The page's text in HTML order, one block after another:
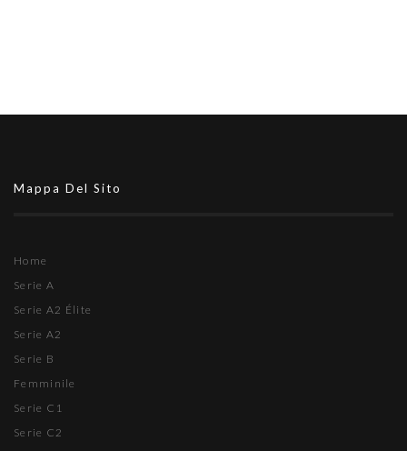
Mappa Del Sito
Home
Serie A
Serie A2 Élite
Serie A2
Serie B
Femminile
Serie C1
Serie C2